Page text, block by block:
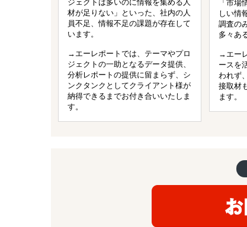
ジェクトは多いのに情報を集める人
材が足りない」といった、社内の人
員不足、情報不足の課題が存在して
います。
→エーレポートでは、テーマやプロ
ジェクトの一助となるデータ提供、
分析レポートの提供に留まらず、シ
ンクタンクとしてクライアント様が
納得できるまでお付き合いいたしま
す。
「市場
しい情
調査の
多々あ
→エー
ースを
われず
接取材
ます。